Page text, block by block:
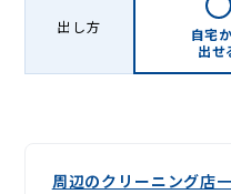
出し方
自宅
出せ
周辺のクリーニング店